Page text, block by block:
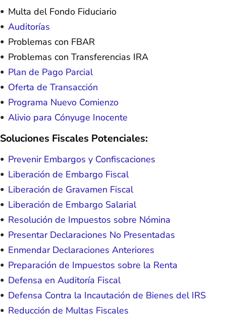
Multa del Fondo Fiduciario
Auditorías
Problemas con FBAR
Problemas con Transferencias IRA
Plan de Pago Parcial
Oferta de Transacción
Programa Nuevo Comienzo
Alivio para Cónyuge Inocente
Soluciones Fiscales Potenciales:
Prevenir Embargos y Confiscaciones
Liberación de Embargo Fiscal
Liberación de Gravamen Fiscal
Liberación de Embargo Salarial
Resolución de Impuestos sobre Nómina
Presentar Declaraciones No Presentadas
Enmendar Declaraciones Anteriores
Preparación de Impuestos sobre la Renta
Defensa en Auditoría Fiscal
Defensa Contra la Incautación de Bienes del IRS
Reducción de Multas Fiscales